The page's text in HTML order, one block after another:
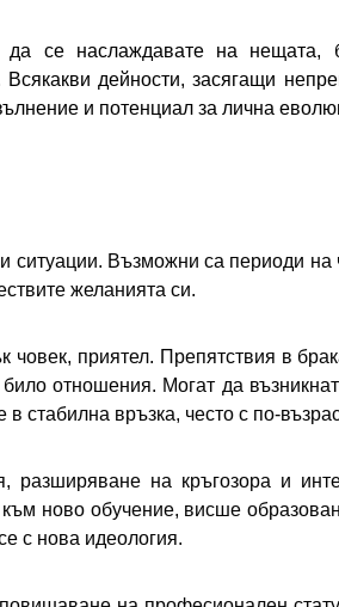
да се наслаждавате на нещата,
Всякакви дейности, засягащи
и потенциал за лична
ситуации. Възможни са периоди на
желанията си.
приятел. Препятствия в
отношения. Могат да
стабилна връзка, често с по-
разширяване на кръгозора и
ново обучение, висше
с нова идеология.